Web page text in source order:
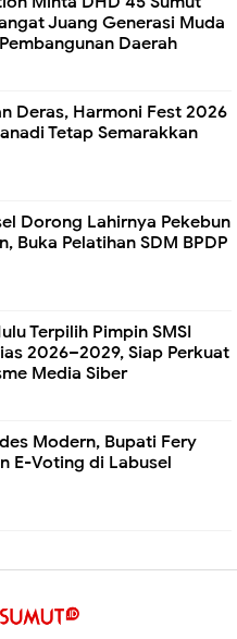
Juang Generasi Muda
Daerah
Deras, Harmoni Fest 2026
Tetap Semarakkan
Dorong Lahirnya Pekebun
Buka Pelatihan SDM BPDP
Terpilih Pimpin SMSI
2026–2029, Siap Perkuat
Media Siber
Modern, Bupati Fery
E-Voting di Labusel